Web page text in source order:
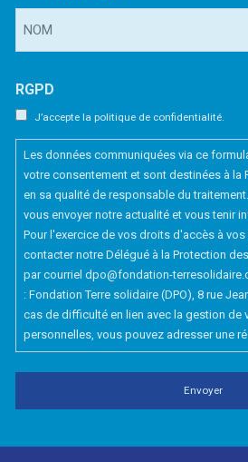
RGPD
J’accepte la politique de confidentialité.
Les données communiquées via ce
votre consentement et sont destinées à la
en sa qualité de responsable du
vous envoyer notre actualité et vous tenir
Pour l'exercice de vos droits d'accès à
contacter notre Délégué à la Protection
par courriel dpo@fondation-
: Fondation Terre solidaire (DPO), 8 rue
cas de difficulté en lien avec la gestion de
personnelles, vous pouvez adresser une